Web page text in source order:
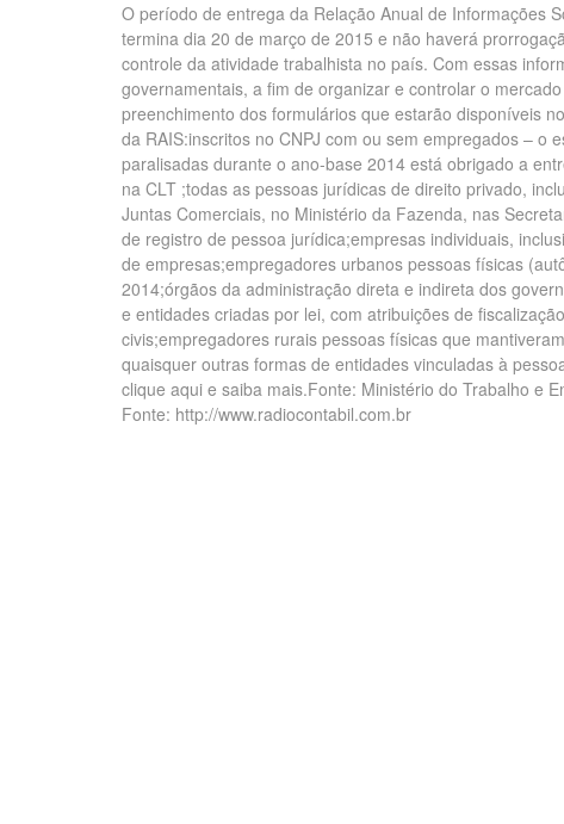
O período de entrega da Relação Anual de Informações
termina dia 20 de março de 2015 e não haverá
controle da atividade trabalhista no país. Com essas
governamentais, a fim de organizar e controlar o
preenchimento dos formulários que estarão disponíveis
da RAIS:inscritos no CNPJ com ou sem empregados – o
paralisadas durante o ano-base 2014 está obrigado a
na CLT ;todas as pessoas jurídicas de direito privado,
Juntas Comerciais, no Ministério da Fazenda, nas
de registro de pessoa jurídica;empresas individuais,
de empresas;empregadores urbanos pessoas físicas
2014;órgãos da administração direta e indireta dos
e entidades criadas por lei, com atribuições de
civis;empregadores rurais pessoas físicas que
quaisquer outras formas de entidades vinculadas à
clique aqui e saiba mais.Fonte: Ministério do Trabalho e
Fonte: http://www.radiocontabil.com.br